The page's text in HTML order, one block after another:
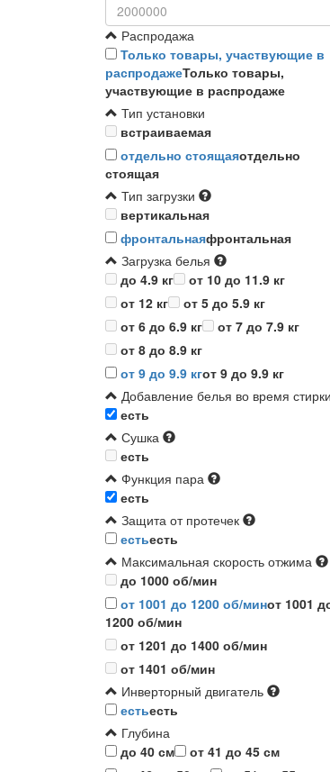
Распродажа
Только товары, участвующие в
распродажеТолько товары,
участвующие в распродаже
Тип установки
встраиваемая
отдельно стоящаяотдельно
стоящая
Тип загрузки
вертикальная
фронтальнаяфронтальная
Загрузка белья
до 4.9 кг
от 10 до 11.9 кг
от 12 кг
от 5 до 5.9 кг
от 6 до 6.9 кг
от 7 до 7.9 кг
от 8 до 8.9 кг
от 9 до 9.9 кгот 9 до 9.9 кг
Добавление белья во время стирки
есть
Сушка
есть
Функция пара
есть
Защита от протечек
естьесть
Максимальная скорость отжима
до 1000 об/мин
от 1001 до 1200 об/минот 1001
1200 об/мин
от 1201 до 1400 об/мин
от 1401 об/мин
Инверторный двигатель
естьесть
Глубина
до 40 см
от 41 до 45 см